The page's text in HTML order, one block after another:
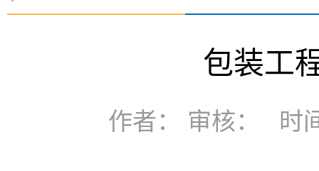
包装工
作者： 审核： 时